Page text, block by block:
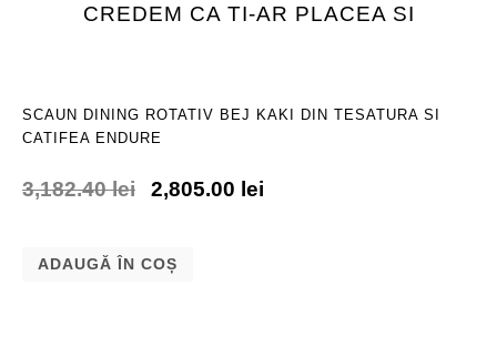
CREDEM CA TI-AR PLACEA SI
SCAUN DINING ROTATIV BEJ KAKI DIN TESATURA SI
CATIFEA ENDURE
3,182.40lei 2,805.00 lei
ADAUGĂ ÎN COȘ